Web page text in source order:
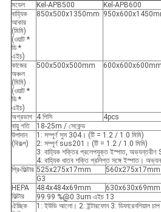
মডেল Kel-APB500 Kel-APB600
বাহ্যিক
আকার
(মিমি)
(ওয়াট *
ডি *
এইচ)
850x500x1350mm
কাজের
অঞ্চল
(মিমি)
(ওয়াট *
ডি *
এইচ)
500x500x500mm 600x600x600mm
অগ্রভাগ 4 পিসি 4pcs
বায়ু গতি
18-25m / সেকেন্ড
উপাদান
(বিকল্প)
1: সম্পূর্ণ সুস 304। (টি = 1.2 / 1.0 মিমি)
2: সম্পূর্ণ sus201। (টি = 1.2 / 1.0 মিমি)
3: বাহ্যিক শক্তির প্রলেপযুক্ত ইস্পাত,
4: বাহ্যিক ধাতব শক্তি প্রলিপ্ত সঙ্গে ইস্পাত।
প্রি-ফিল্টার 525x275x17mm 560x275x17mm
G3
HEPA
ফিল্টার
484x484x69mm 630x630x69mm
99.99 %@0.3um এইচ 13
ঐচ্ছিক
1: ইউভি আলো। 2: ইন্টারফোন 3: ডিফারেনশিয়াল